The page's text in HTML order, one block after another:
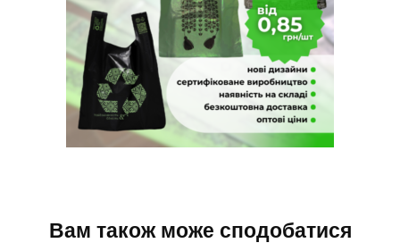
Вам також може сподобатися